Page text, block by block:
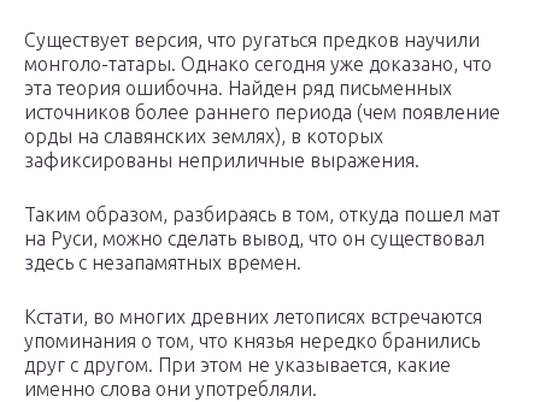
Существует версия, что ругаться предков научили
монголо-татары. Однако сегодня уже доказано, что
эта теория ошибочна. Найден ряд письменных
источников более раннего периода (чем появление
орды на славянских землях), в которых
зафиксированы неприличные выражения.
Таким образом, разбираясь в том, откуда пошел мат
на Руси, можно сделать вывод, что он существовал
здесь с незапамятных времен.
Кстати, во многих древних летописях встречаются
упоминания о том, что князья нередко бранились
друг с другом. При этом не указывается, какие
именно слова они употребляли.